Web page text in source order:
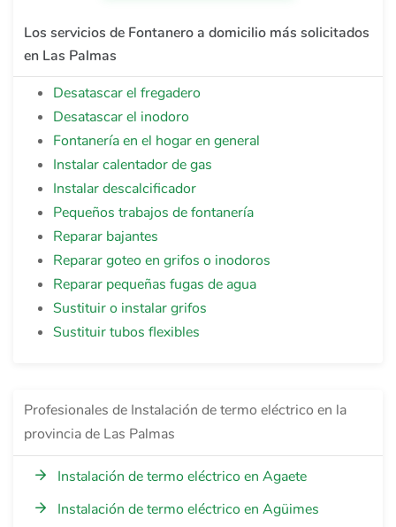
Los servicios de Fontanero a domicilio más solicitados
en Las Palmas
Desatascar el fregadero
Desatascar el inodoro
Fontanería en el hogar en general
Instalar calentador de gas
Instalar descalcificador
Pequeños trabajos de fontanería
Reparar bajantes
Reparar goteo en grifos o inodoros
Reparar pequeñas fugas de agua
Sustituir o instalar grifos
Sustituir tubos flexibles
Profesionales de Instalación de termo eléctrico en la
provincia de Las Palmas
Instalación de termo eléctrico en Agaete
Instalación de termo eléctrico en Agüimes